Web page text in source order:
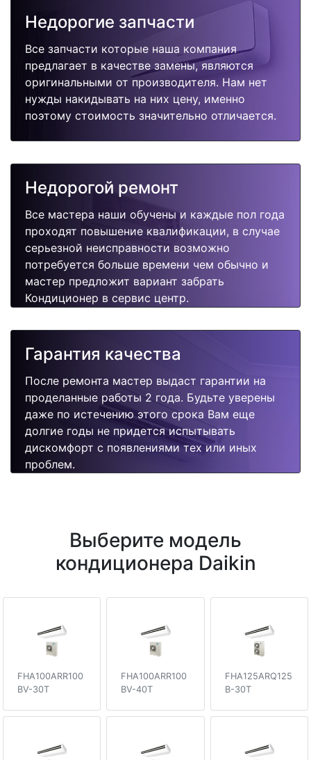
Недорогие запчасти
Все запчасти которые наша компания
предлагает в качестве замены, являются
оригинальными от производителя. Нам нет
нужды накидывать на них цену, именно
поэтому стоимость значительно отличается.
Недорогой ремонт
Все мастера наши обучены и каждые пол года
проходят повышение квалификации, в случае
серьезной неисправности возможно
потребуется больше времени чем обычно и
мастер предложит вариант забрать
Кондиционер в сервис центр.
Гарантия качества
После ремонта мастер выдаст гарантии на
проделанные работы 2 года. Будьте уверены
даже по истечению этого срока Вам еще
долгие годы не придется испытывать
дискомфорт с появлениями тех или иных
проблем.
Выберите модель
кондиционера Daikin
FHA100ARR100
BV-30T
FHA100ARR100
BV-40T
FHA125ARQ125
B-30T